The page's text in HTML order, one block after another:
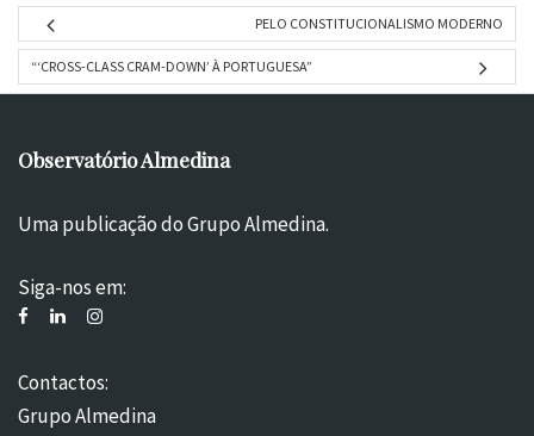
PELO CONSTITUCIONALISMO MODERNO
“‘CROSS-CLASS CRAM-DOWN’ À PORTUGUESA”
Observatório Almedina
Uma publicação do Grupo Almedina.
Siga-nos em:
Contactos:
Grupo Almedina